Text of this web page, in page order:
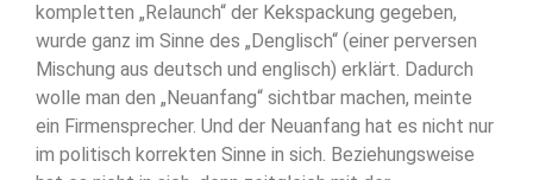
kompletten „Relaunch“ der Kekspackung gegeben,
wurde ganz im Sinne des „Denglisch“ (einer perversen
Mischung aus deutsch und englisch) erklärt. Dadurch
wolle man den „Neuanfang“ sichtbar machen, meinte
ein Firmensprecher. Und der Neuanfang hat es nicht nur
im politisch korrekten Sinne in sich. Beziehungsweise